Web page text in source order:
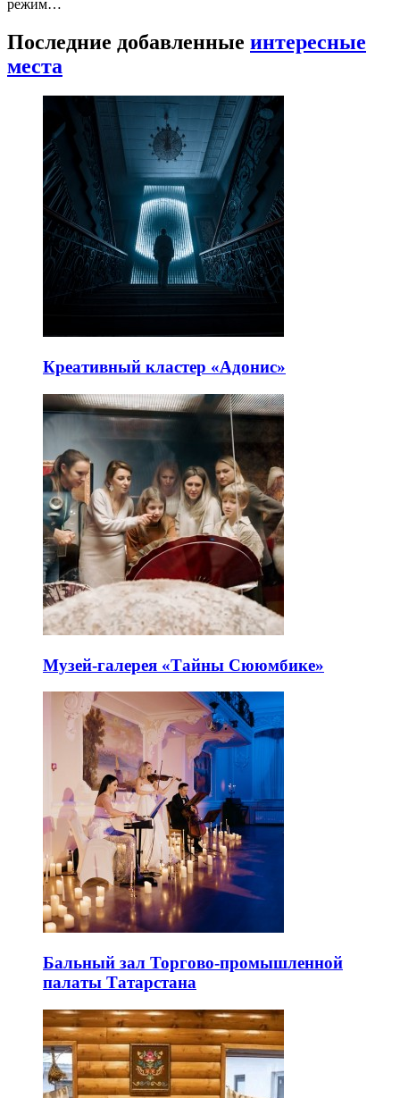
режим…
Последние добавленные интересные
места
Креативный кластер «Адонис»
Музей-галерея «Тайны Сююмбике»
Бальный зал Торгово-промышленной
палаты Татарстана